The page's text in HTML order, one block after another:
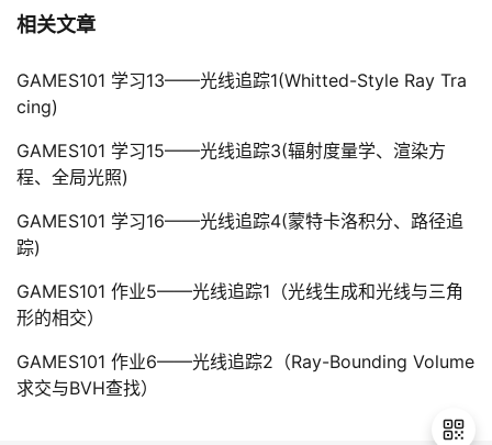
相关文章
GAMES101 学习13——光线追踪1(Whitted-Style Ray Tra
cing)
GAMES101 学习15——光线追踪3(辐射度量学、渲染方
程、全局光照)
GAMES101 学习16——光线追踪4(蒙特卡洛积分、路径追
踪)
GAMES101 作业5——光线追踪1（光线生成和光线与三角
形的相交）
GAMES101 作业6——光线追踪2（Ray-Bounding Volume
求交与BVH查找）